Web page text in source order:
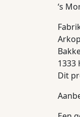
‘s
1333
Dit